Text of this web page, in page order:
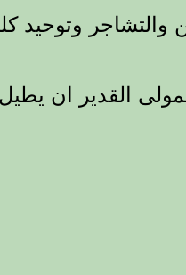
والتشاجر وتوحيد
القدير ان